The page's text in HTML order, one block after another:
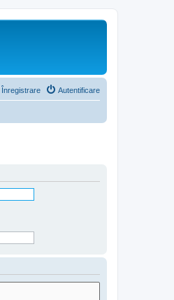
Autentificare
Înregistrare